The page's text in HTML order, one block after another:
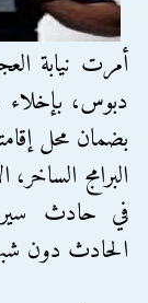
أمرت نيابة
دبوس، بإخلاء
بضمان محل
البرامج
في حادث
الحادث دون